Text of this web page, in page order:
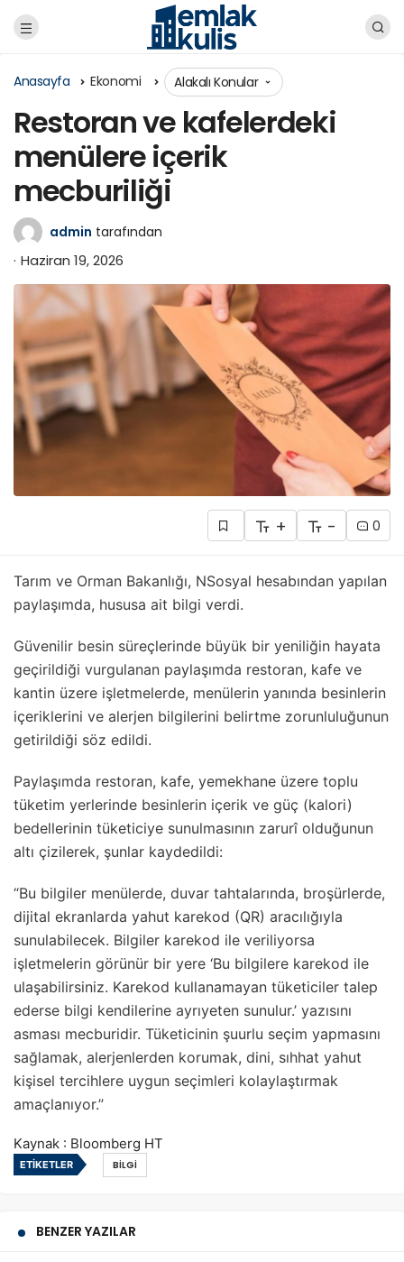
Anasayfa Ekonomi Alakalı Konular
Restoran ve kafelerdeki
menülere içerik
mecburiliği
admin tarafından
Haziran 19, 2026
+ - 0
Tarım ve Orman Bakanlığı, NSosyal hesabından yapılan
paylaşımda, hususa ait bilgi verdi.
Güvenilir besin süreçlerinde büyük bir yeniliğin hayata
geçirildiği vurgulanan paylaşımda restoran, kafe ve
kantin üzere işletmelerde, menülerin yanında besinlerin
içeriklerini ve alerjen bilgilerini belirtme zorunluluğunun
getirildiği söz edildi.
Paylaşımda restoran, kafe, yemekhane üzere toplu
tüketim yerlerinde besinlerin içerik ve güç (kalori)
bedellerinin tüketiciye sunulmasının zarurî olduğunun
altı çizilerek, şunlar kaydedildi:
“Bu bilgiler menülerde, duvar tahtalarında, broşürlerde,
dijital ekranlarda yahut karekod (QR) aracılığıyla
sunulabilecek. Bilgiler karekod ile veriliyorsa
işletmelerin görünür bir yere ‘Bu bilgilere karekod ile
ulaşabilirsiniz. Karekod kullanamayan tüketiciler talep
ederse bilgi kendilerine ayrıyeten sunulur.’ yazısını
asması mecburidir. Tüketicinin şuurlu seçim yapmasını
sağlamak, alerjenlerden korumak, dini, sıhhat yahut
kişisel tercihlere uygun seçimleri kolaylaştırmak
amaçlanıyor.”
Kaynak : Bloomberg HT
ETIKETLER BILGI
BENZER YAZILAR